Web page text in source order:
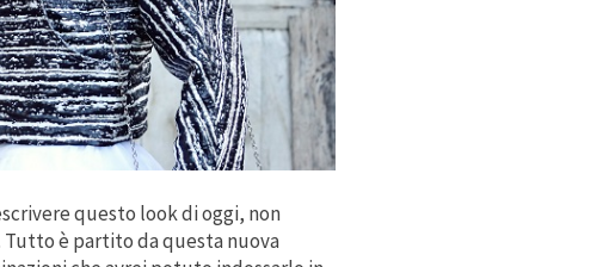
questo look di oggi, non
è partito da questa nuova